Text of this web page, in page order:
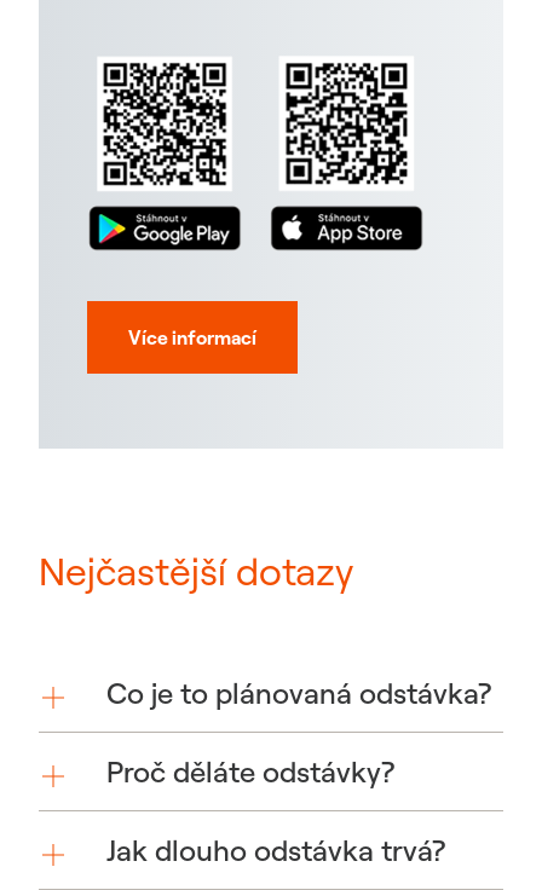
Více informací
Nejčastější dotazy
Co je to plánovaná odstávka?
Proč děláte odstávky?
Jak dlouho odstávka trvá?